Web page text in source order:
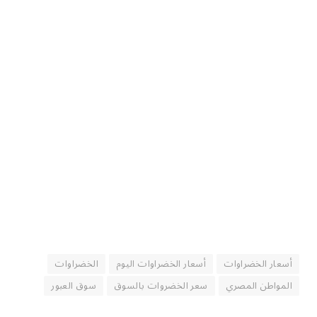
أسعار الخضراوات أسعار الخضراوات اليوم
الخضراوات
المواطن المصري
سعر الخضروات بالسوق سوق العبور